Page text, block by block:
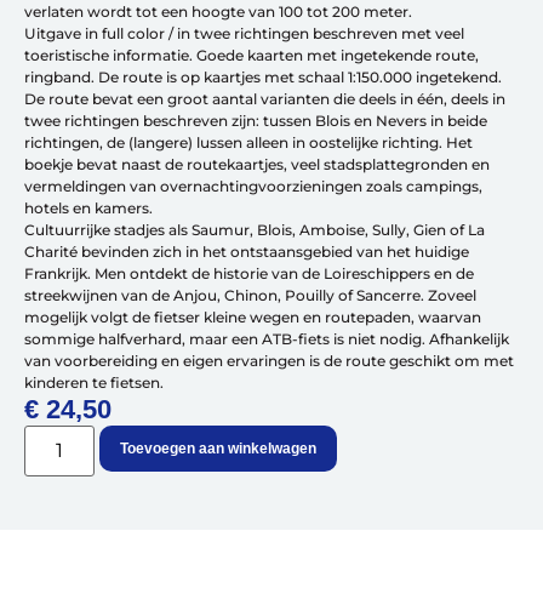
Help mij bijhet
kiezenvan een fiets
Maak een afspraak
Over ons
Contact
De winkel
Blog
verlaten wordt tot een hoogte van 100 tot 200 meter.
Uitgave in full color / in twee richtingen beschreven met veel
toeristische informatie. Goede kaarten met ingetekende route,
ringband. De route is op kaartjes met schaal 1:150.000 ingetekend.
De route bevat een groot aantal varianten die deels in één, deels in
twee richtingen beschreven zijn: tussen Blois en Nevers in beide
richtingen, de (langere) lussen alleen in oostelijke richting. Het
boekje bevat naast de routekaartjes, veel stadsplattegronden en
vermeldingen van overnachtingvoorzieningen zoals campings,
hotels en kamers.
Cultuurrijke stadjes als Saumur, Blois, Amboise, Sully, Gien of La
Charité bevinden zich in het ontstaansgebied van het huidige
Frankrijk. Men ontdekt de historie van de Loireschippers en de
streekwijnen van de Anjou, Chinon, Pouilly of Sancerre. Zoveel
mogelijk volgt de fietser kleine wegen en routepaden, waarvan
sommige halfverhard, maar een ATB-fiets is niet nodig. Afhankelijk
van voorbereiding en eigen ervaringen is de route geschikt om met
kinderen te fietsen.
€ 24,50
Toevoegen aan winkelwagen